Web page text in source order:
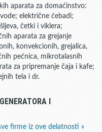
aparata za domaćinstvo:
električne ćebadi;
četki i viklera;
aparata za grejanje
konvekcionih, grejalica,
pećnica, mikrotalasnih
za pripremanje čaja i kafe;
tela i dr.
I
firme iz ove delatnosti »